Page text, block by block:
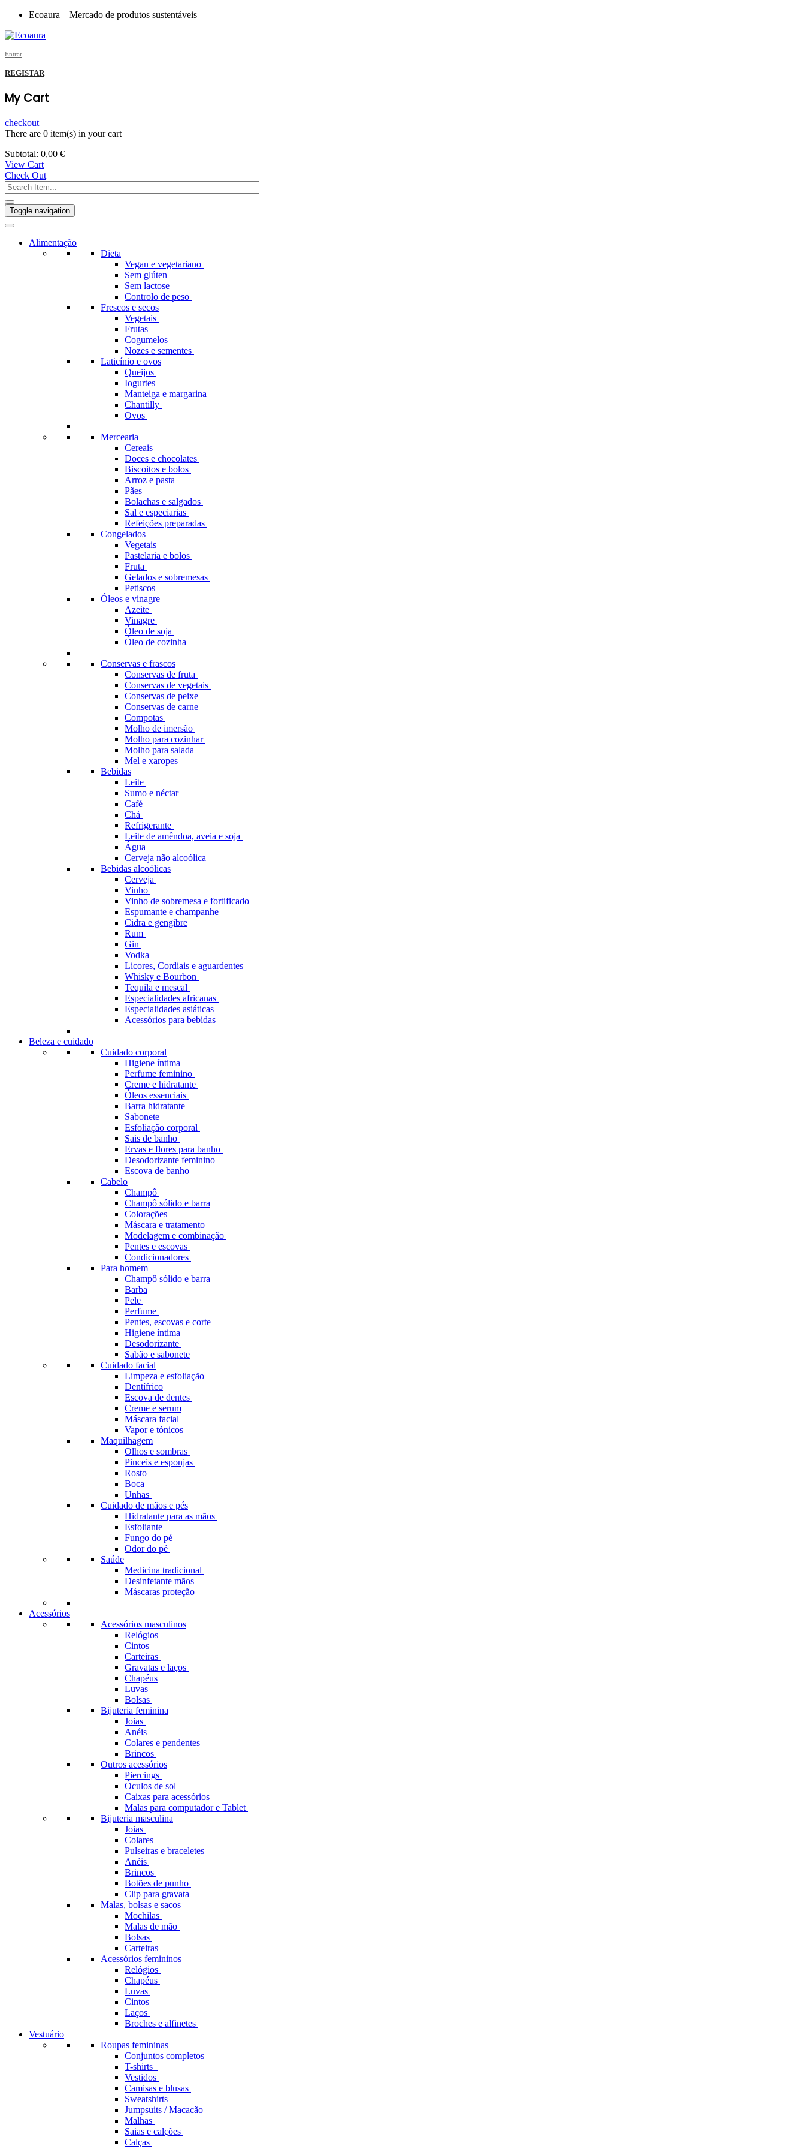
Ecoaura – Mercado de produtos sustentáveis
Entrar
REGISTAR
My Cart
checkout
There are 0 item(s) in your cart
Subtotal: 0,00 €
View Cart
Check Out
Toggle navigation
Alimentação
Dieta
Vegan e vegetariano
Sem glúten
Sem lactose
Controlo de peso
Frescos e secos
Vegetais
Frutas
Cogumelos
Nozes e sementes
Laticínio e ovos
Queijos
Iogurtes
Manteiga e margarina
Chantilly
Ovos
Mercearia
Cereais
Doces e chocolates
Biscoitos e bolos
Arroz e pasta
Pães
Bolachas e salgados
Sal e especiarias
Refeições preparadas
Congelados
Vegetais
Pastelaria e bolos
Fruta
Gelados e sobremesas
Petiscos
Óleos e vinagre
Azeite
Vinagre
Óleo de soja
Óleo de cozinha
Conservas e frascos
Conservas de fruta
Conservas de vegetais
Conservas de peixe
Conservas de carne
Compotas
Molho de imersão
Molho para cozinhar
Molho para salada
Mel e xaropes
Bebidas
Leite
Sumo e néctar
Café
Chá
Refrigerante
Leite de amêndoa, aveia e soja
Água
Cerveja não alcoólica
Bebidas alcoólicas
Cerveja
Vinho
Vinho de sobremesa e fortificado
Espumante e champanhe
Cidra e gengibre
Rum
Gin
Vodka
Licores, Cordiais e aguardentes
Whisky e Bourbon
Tequila e mescal
Especialidades africanas
Especialidades asiáticas
Acessórios para bebidas
Beleza e cuidado
Cuidado corporal
Higiene íntima
Perfume feminino
Creme e hidratante
Óleos essenciais
Barra hidratante
Sabonete
Esfoliação corporal
Sais de banho
Ervas e flores para banho
Desodorizante feminino
Escova de banho
Cabelo
Champô
Champô sólido e barra
Colorações
Máscara e tratamento
Modelagem e combinação
Pentes e escovas
Condicionadores
Para homem
Champô sólido e barra
Barba
Pele
Perfume
Pentes, escovas e corte
Higiene íntima
Desodorizante
Sabão e sabonete
Cuidado facial
Limpeza e esfoliação
Dentífrico
Escova de dentes
Creme e serum
Máscara facial
Vapor e tónicos
Maquilhagem
Olhos e sombras
Pinceis e esponjas
Rosto
Boca
Unhas
Cuidado de mãos e pés
Hidratante para as mãos
Esfoliante
Fungo do pé
Odor do pé
Saúde
Medicina tradicional
Desinfetante mãos
Máscaras proteção
Acessórios
Acessórios masculinos
Relógios
Cintos
Carteiras
Gravatas e laços
Chapéus
Luvas
Bolsas
Bijuteria feminina
Joias
Anéis
Colares e pendentes
Brincos
Outros acessórios
Piercings
Óculos de sol
Caixas para acessórios
Malas para computador e Tablet
Bijuteria masculina
Joias
Colares
Pulseiras e braceletes
Anéis
Brincos
Botões de punho
Clip para gravata
Malas, bolsas e sacos
Mochilas
Malas de mão
Bolsas
Carteiras
Acessórios femininos
Relógios
Chapéus
Luvas
Cintos
Laços
Broches e alfinetes
Vestuário
Roupas femininas
Conjuntos completos
T-shirts
Vestidos
Camisas e blusas
Sweatshirts
Jumpsuits / Macacão
Malhas
Saias e calções
Calças